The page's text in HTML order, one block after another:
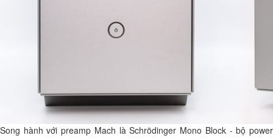
Song hành với preamp Mach là Schrödinger Mono Block - bộ power